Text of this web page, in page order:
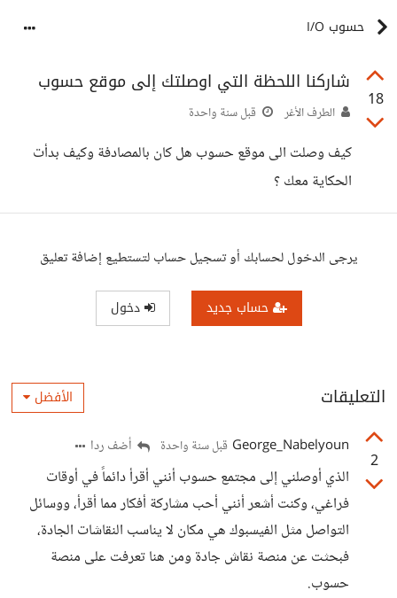
حسوب I/O
18
شاركنا اللحظة التي اوصلتك إلى موقع حسوب
الطرف الأغر قبل سنة واحدة
كيف وصلت الى موقع حسوب هل كان بالمصادفة وكيف بدأت
الحكاية معك ؟
يرجى الدخول لحسابك أو تسجيل حساب لتستطيع إضافة تعليق
حساب جديد دخول
التعليقات الأفضل
2
George_Nabelyoun قبل سنة واحدة أضف ردا
الذي أوصلني إلى مجتمع حسوب أنني أقرأ دائماً في أوقات
فراغي، وكنت أشعر أنني أحب مشاركة أفكار مما أقرأ، ووسائل
التواصل مثل الفيسبوك هي مكان لا يناسب النقاشات الجادة،
فبحثت عن منصة نقاش جادة ومن هنا تعرفت على منصة
حسوب.